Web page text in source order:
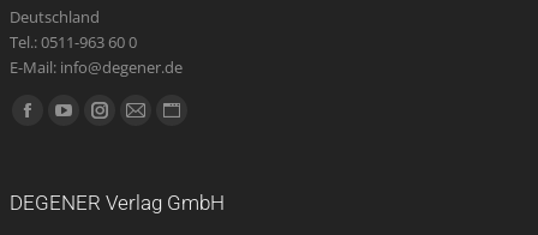
Deutschland
Tel.: 0511-963 60 0
E-Mail: info@degener.de
Finden Sie uns auf:
FacebookYouTubeInstagram
E-
opens
Website
DEGENER Verlag GmbH